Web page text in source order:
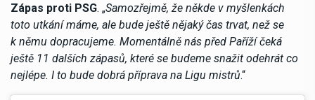
Zápas proti PSG. „Samozřejmě, že někde v myšlenkách
toto utkání máme, ale bude ještě nějaký čas trvat, než se
k němu dopracujeme. Momentálně nás před Paříží čeká
ještě 11 dalších zápasů, které se budeme snažit odehrát co
nejlépe. I to bude dobrá příprava na Ligu mistrů.“